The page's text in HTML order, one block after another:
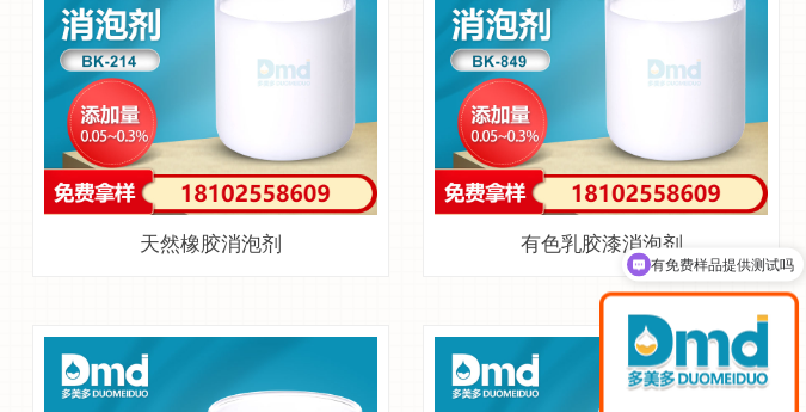
天然橡胶消泡剂 有色乳胶漆消泡剂
可以介绍下你们的产品么
有免费样品提供测试吗